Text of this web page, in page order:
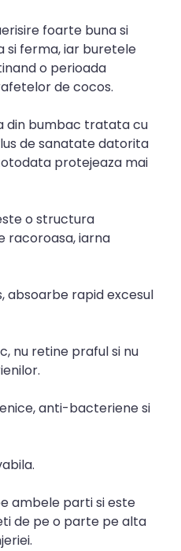
foarte buna si
si ferma, iar buretele
o perioada
de cocos.
din bumbac tratata cu
de sanatate datorita
protejeaza mai
o structura
racoroasa, iarna
absoarbe rapid excesul
nu retine praful si nu
anti-bacteriene si
ambele parti si este
de pe o parte pe alta